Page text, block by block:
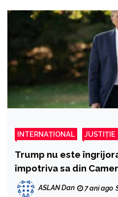
INTERNAȚIONAL JUSTIȚIE
Trump nu este
împotriva sa din
ASLAN Dan 7 ani ago